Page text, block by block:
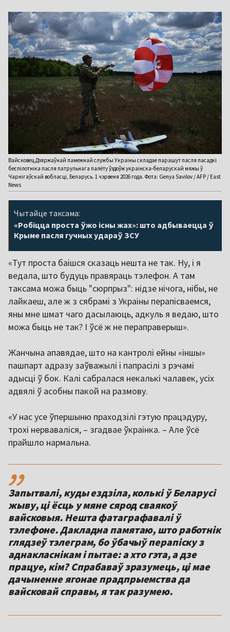
Вайсковец Дзяржаўнай памежнай службы Украіны складае парашут пасля пасадкі
беспілотніка пасля патрульнага палёту ўздоўж украінска-беларускай мяжы ў
Чарнігаўскай вобласці, Беларусь. 1 чэрвеня 2026 года. Фота: Genya Savilov / AFP / East
News
Чытайце таксама:
«Робіцца проста ўжо існы жах»: што адбываецца ў
Крыме пасля гучных удараў ЗСУ
«Тут проста баішся сказаць нешта не так. Ну, і я
ведала, што будуць правяраць тэлефон. А там
таксама можа быць "сюрпрыз": нідзе нічога, нібы, не
лайкаеш, але ж з сябрамі з Украіны перапісваемся,
яны мне шмат чаго дасылаюць, адкуль я ведаю, што
можа быць не так? І ўсё ж не пераправерыш».
Жанчына апавядае, што на кантролі ейны «іншы»
пашпарт адразу заўважылі і папрасілі з рэчамі
адысці ў бок. Калі сабралася некалькі чалавек, усіх
адвялі ў асобны пакой на размову.
«У нас усе ўпершыню праходзілі гэтую працэдуру,
трохі нерваваліся, – згадвае ўкраінка. – Але ўсё
прайшло нармальна.
,,
Запытвалі, куды ездзіла, колькі ў Беларусі
жыву, ці ёсць у мяне сярод сваякоў
вайсковыя. Нешта фатаграфавалі ў
тэлефоне. Дакладна памятаю, што работнік
глядзеў тэлеграм, бо ўбачыў перапіску з
аднакласнікам і пытае: а хто гэта, а дзе
працуе, кім? Спрабаваў зразумець, ці мае
дачыненне ягонае прадпрыемства да
вайсковай справы, я так разумею.